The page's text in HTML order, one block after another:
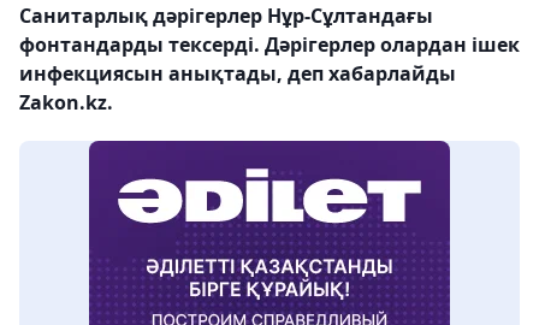
Санитарлық дәрігерлер Нұр-Сұлтандағы
фонтандарды тексерді. Дәрігерлер олардан ішек
инфекциясын анықтады, деп хабарлайды
Zakon.kz.